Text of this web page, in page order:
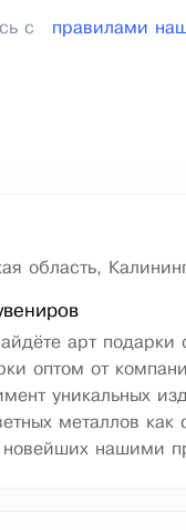
с правилами
область,
арт подарки
оптом от
уникальных
металлов
новейших нашими